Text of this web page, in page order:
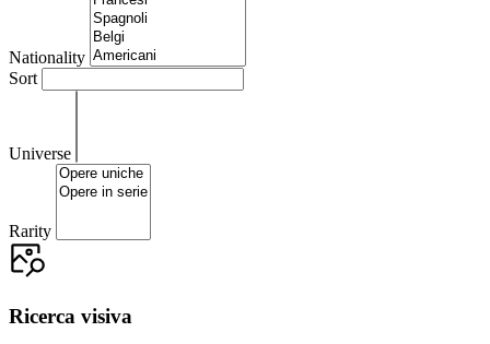
Nationality
Sort
Universe
Rarity
Ricerca visiva